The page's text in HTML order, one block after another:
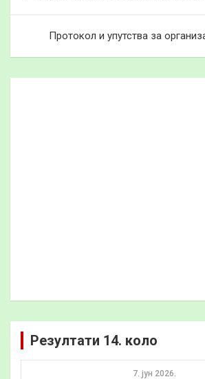
Протокол и упутства за
Резултати 14. коло
7. јун 2026.